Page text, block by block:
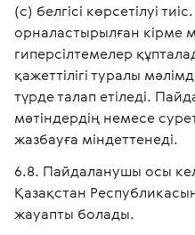
(с) белгісі көрсетілуі
орналастырылған кірме
гиперсілтемелер
қажеттілігі туралы
түрде талап етіледі.
мәтіндердің немесе
жазбауға міндеттенеді.
Пайдаланушы осы
Қазақстан
жауапты болады.